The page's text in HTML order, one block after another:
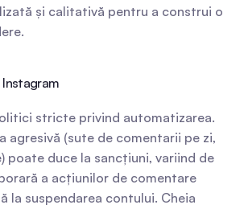
și calitativă pentru a construi o
stricte privind automatizarea.
agresivă (sute de comentarii pe zi,
poate duce la sancțiuni, variind de
a acțiunilor de comentare
la suspendarea contului. Cheia